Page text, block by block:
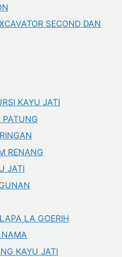
SECOND DAN
KAYU JATI
PATUNG
RENANG
JATI
LA GOERIH
NAMA
KAYU JATI